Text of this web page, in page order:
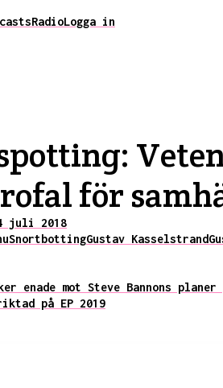
RadioLogga in
för
juli 2018
SnortbottingGustav Kasselstrand
enade mot Steve Bannons
på EP 2019